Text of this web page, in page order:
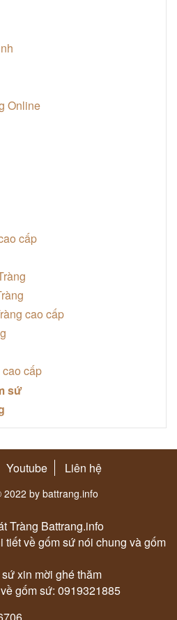
Online
cấp
cao cấp
cấp
sứ
Youtube Liên hệ
by battrang.info
Tràng Battrang.info
tiết về gốm sứ nói chung và gốm
xin mời ghé thăm
gốm sứ: 0919321885